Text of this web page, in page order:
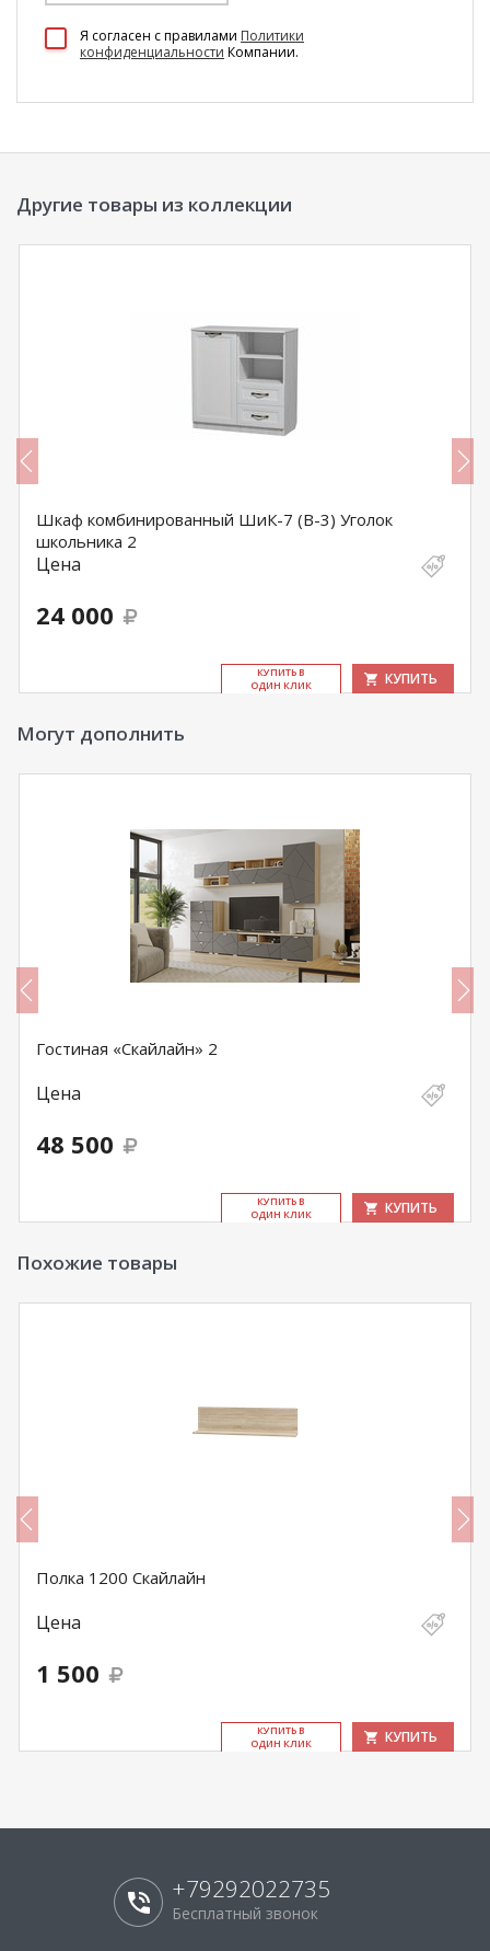
Я согласен c правилами Политики
конфиденциальности Компании.
Другие товары из коллекции
Шкаф комбинированный ШиК-7 (В-3) Уголок
школьника 2
Цена
24 000
КУ­ПИТЬ В
ОДИН КЛИК
КУПИТЬ
Могут дополнить
Гостиная «Скайлайн» 2
Цена
48 500
КУ­ПИТЬ В
ОДИН КЛИК
КУПИТЬ
Похожие товары
Полка 1200 Скайлайн
Цена
1 500
КУ­ПИТЬ В
ОДИН КЛИК
КУПИТЬ
+79292022735
Бесплатный звонок